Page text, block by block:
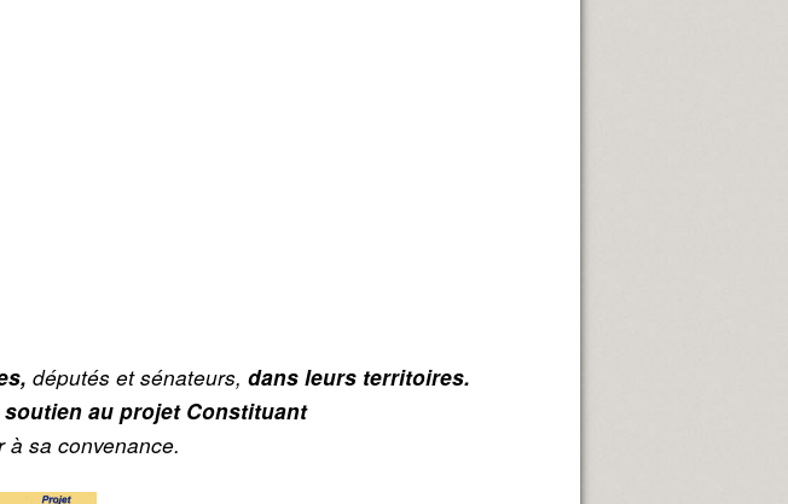
députés et sénateurs, dans leurs territoires.
au projet Constituant
à sa convenance.